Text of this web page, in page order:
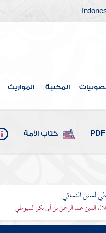
المكتبة المواريث
كتاب الأمة
لسنن النسائي
الدين عبد الرحمن بن أبي بكر السيوطي